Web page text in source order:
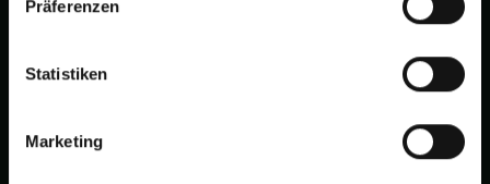
Präferenzen
Statistiken
Marketing
Home